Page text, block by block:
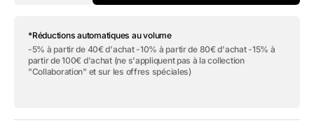
Tatouage
éphémère
&quot;Warrior
Monkey&quot;
Tatouage
éphémère
&quot;Warrior
Monkey&quot;
*Réductions automatiques au volume
-5% à partir de 40€ d'achat -10% à partir de 80€ d'achat -15% à
partir de 100€ d'achat (ne s'appliquent pas à la collection
"Collaboration" et sur les offres spéciales)